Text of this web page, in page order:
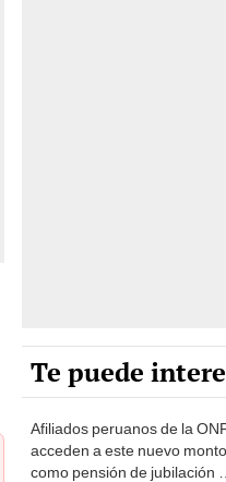
Te puede
Afiliados peruanos de la
acceden a este nuevo monto
como pensión de jubilación si